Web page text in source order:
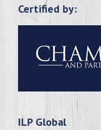
Certified by:
ILP Global